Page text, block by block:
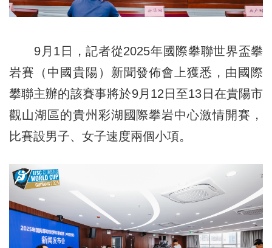
9月1日，記者從2025年國際攀聯世界盃攀
岩賽（中國貴陽）新聞發佈會上獲悉，由國際
攀聯主辦的該賽事將於9月12日至13日在貴陽市
觀山湖區的貴州彩湖國際攀岩中心激情開賽，
比賽設男子、女子速度兩個小項。